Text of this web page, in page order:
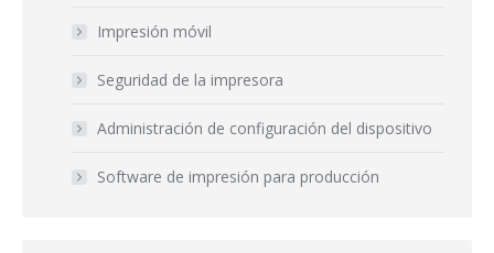
Impresión móvil
Seguridad de la impresora
Administración de configuración del dispositivo
Software de impresión para producción